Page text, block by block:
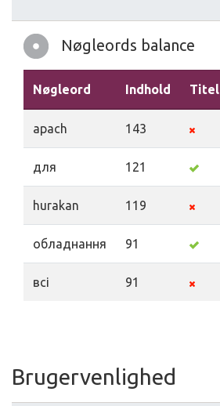
Nøgleords balance
Nøgleord Indhold Titel
apach 143
для 121
hurakan 119
обладнання 91
всі 91
Brugervenlighed